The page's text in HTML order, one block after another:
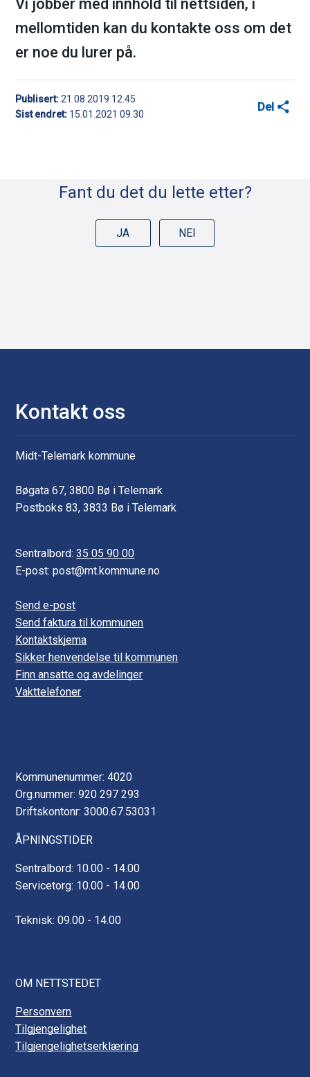
a
r
k
Vi jobber med innhold til nettsiden, i
mellomtiden kan du kontakte oss om det
er noe du lurer på.
Publisert 21.08.2019 12.45
Sist endret 15.01.2021 09.30
Del
r
Fant du det du lette etter?
JA NEI
Kontakt oss
Midt-Telemark kommune
Bøgata 67, 3800 Bø i Telemark
Postboks 83, 3833 Bø i Telemark
Sentralbord:35 05 90 00
E-post: post@mt.kommune.no
Send e-post
Send faktura til kommunen
Kontaktskjema
Sikker henvendelse til kommunen
Finn ansatte og avdelinger
Vakttelefoner
Kommunenummer: 4020
Org.nummer: 920 297 293
Driftskontonr: 3000.67.53031
ÅPNINGSTIDER
Sentralbord: 10.00 - 14.00
Servicetorg: 10.00 - 14.00
Teknisk: 09.00 - 14.00
OM NETTSTEDET
Personvern
Tilgjengelighet
Tilgjengelighetserklæring